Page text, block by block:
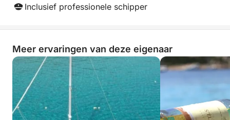
Inclusief professionele schipper
Meer ervaringen van deze eigenaar